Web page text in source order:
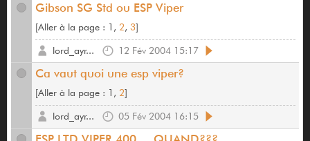
Gibson SG Std ou ESP Viper
[Aller à la page : 1, 2, 3]
12 Fév 2004 15:17
lord_ayr...
Ca vaut quoi une esp viper?
[Aller à la page : 1, 2]
05 Fév 2004 16:15
lord_ayr...